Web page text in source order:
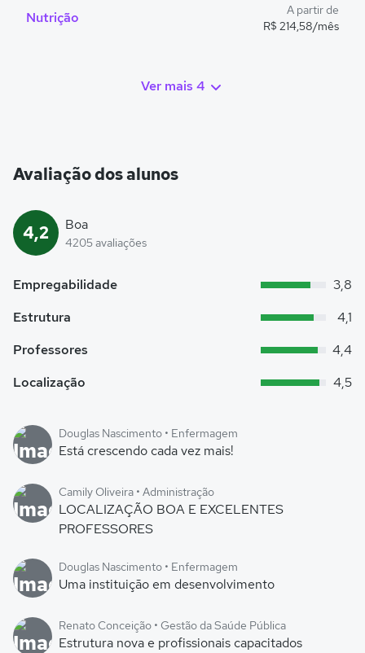
Nutrição
A partir de
R$ 214,58/mês
Ver mais 4
Avaliação dos alunos
4,2 Boa
4205 avaliações
Empregabilidade
3,8
Estrutura
4,1
Professores
4,4
Localização
4,5
Douglas Nascimento • Enfermagem
Está crescendo cada vez mais!
Camily Oliveira • Administração
LOCALIZAÇÃO BOA E EXCELENTES
PROFESSORES
Douglas Nascimento • Enfermagem
Uma instituição em desenvolvimento
Renato Conceição • Gestão da Saúde Pública
Estrutura nova e profissionais capacitados